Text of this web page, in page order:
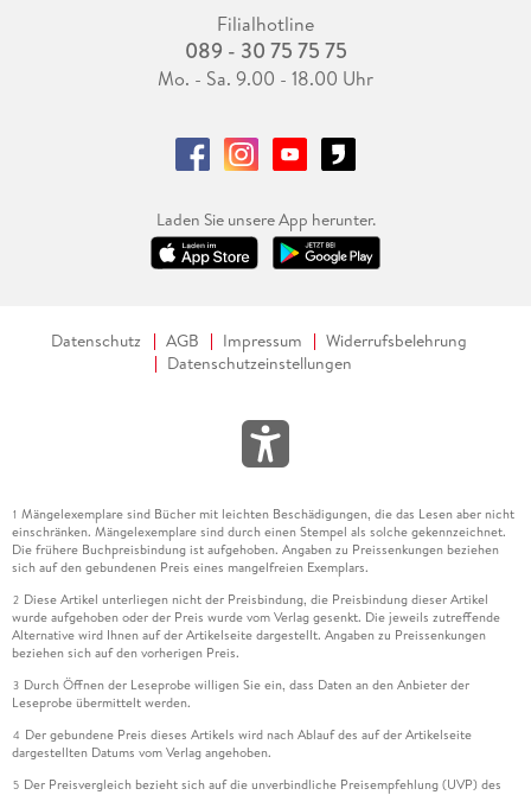
Filialhotline
089 - 30 75 75 75
Mo. - Sa. 9.00 - 18.00 Uhr
Laden Sie unsere App herunter.
Datenschutz AGB Impressum
Widerrufsbelehrung
Datenschutzeinstellungen
1 Mängelexemplare sind Bücher mit leichten Beschädigungen, die das Lesen aber nicht
einschränken. Mängelexemplare sind durch einen Stempel als solche gekennzeichnet.
Die frühere Buchpreisbindung ist aufgehoben. Angaben zu Preissenkungen beziehen
sich auf den gebundenen Preis eines mangelfreien Exemplars.
2 Diese Artikel unterliegen nicht der Preisbindung, die Preisbindung dieser Artikel
wurde aufgehoben oder der Preis wurde vom Verlag gesenkt. Die jeweils zutreffende
Alternative wird Ihnen auf der Artikelseite dargestellt. Angaben zu Preissenkungen
beziehen sich auf den vorherigen Preis.
3 Durch Öffnen der Leseprobe willigen Sie ein, dass Daten an den Anbieter der
Leseprobe übermittelt werden.
4 Der gebundene Preis dieses Artikels wird nach Ablauf des auf der Artikelseite
dargestellten Datums vom Verlag angehoben.
5 Der Preisvergleich bezieht sich auf die unverbindliche Preisempfehlung (UVP) des